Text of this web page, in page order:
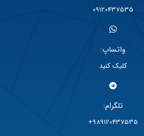
09120437535
واتساپ:
کلیک کنید
تلگرام:
989120437535+